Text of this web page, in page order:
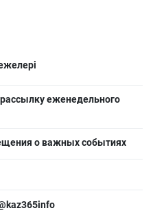
еженедельного
о важных событиях